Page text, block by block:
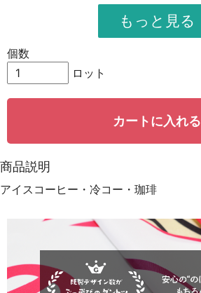
951
15 942
939
18
921
22 919
個数
ロット
カートに入れる
商品説明
アイスコーヒー・冷コー・珈琲